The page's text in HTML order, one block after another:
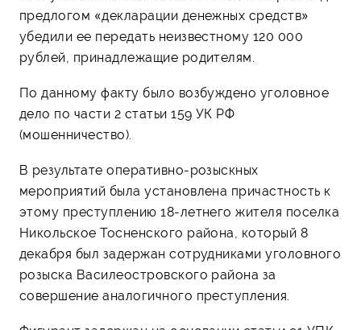
предлогом «декларации денежных средств»
убедили ее передать неизвестному 120 000
рублей, принадлежащие родителям.
По данному факту было возбуждено уголовное
дело по части 2 статьи 159 УК РФ
(мошенничество).
В результате оперативно-розыскных
мероприятий была установлена причастность к
этому преступлению 18-летнего жителя поселка
Никольское Тосненского района, который 8
декабря был задержан сотрудниками уголовного
розыска Василеостровского района за
совершение аналогичного преступления.